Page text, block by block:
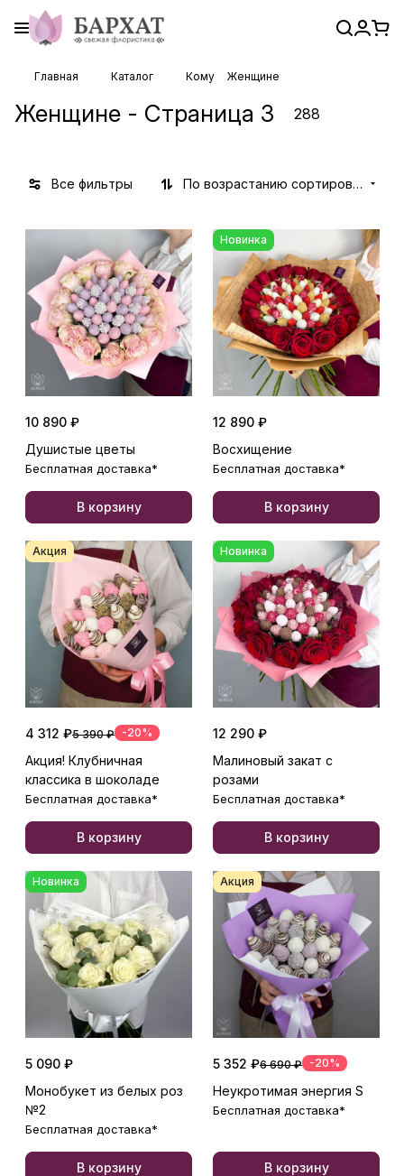
Главная Каталог Кому Женщине
Женщине - Страница 3 288
Все фильтры По возрастанию сортировки
10 890 ₽
Душистые цветы
Бесплатная доставка*
В корзину
Новинка
12 890 ₽
Восхищение
Бесплатная доставка*
В корзину
Акция
4 312 ₽5 390 ₽ -20%
Акция! Клубничная
классика в шоколаде
Бесплатная доставка*
В корзину
Новинка
12 290 ₽
Малиновый закат с
розами
Бесплатная доставка*
В корзину
Новинка
5 090 ₽
Монобукет из белых роз
№2
Бесплатная доставка*
В корзину
Акция
5 352 ₽6 690 ₽ -20%
Неукротимая энергия S
Бесплатная доставка*
В корзину